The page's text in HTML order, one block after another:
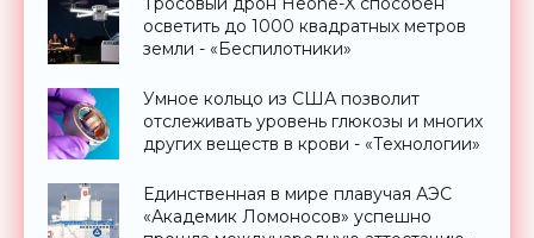
осветить до 1000 квадратных метров
земли - «Беспилотники»
Умное кольцо из США позволит
отслеживать уровень глюкозы и многих
других веществ в крови - «Технологии»
Единственная в мире плавучая АЭС
«Академик Ломоносов» успешно